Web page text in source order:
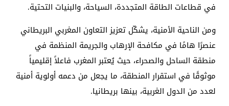
في قطاعات الطاقة المتجددة، السياحة، والبنيات التحتية.
ومن الناحية الأمنية، يشكّل تعزيز التعاون المغربي البريطاني
عنصرًا هامًا في مكافحة الإرهاب والجريمة المنظمة في
منطقة الساحل والصحراء، حيث يُعتبر المغرب فاعلاً إقليمياً
موثوقًا في استقرار المنطقة، ما يجعل من دعمه أولوية أمنية
لعدد من الدول الغربية، بينها بريطانيا.